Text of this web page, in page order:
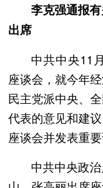
李克强通报
出席
中共中央11
座谈会，就今年
民主党派中央、
代表的意见和建
座谈会并发表重要
中共中央政